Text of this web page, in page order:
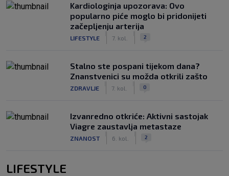
Kardiologinja upozorava: Ovo
popularno piće moglo bi pridonijeti
začepljenju arterija
LIFESTYLE 7. kol. 2
Stalno ste pospani tijekom dana?
Znanstvenici su možda otkrili zašto
ZDRAVLJE 7. kol. 0
Izvanredno otkriće: Aktivni sastojak
Viagre zaustavlja metastaze
ZNANOST 6. kol. 2
LIFESTYLE